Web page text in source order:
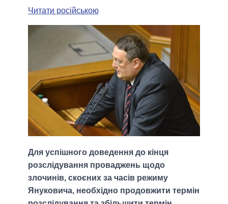
Читати російською
Для успішного доведення до кінця
розслідування проваджень щодо
злочинів, скоєних за часів режиму
Януковича, необхідно продовжити термін